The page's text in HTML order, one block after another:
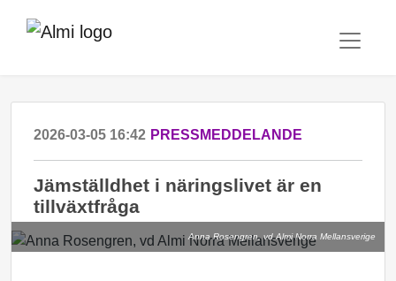
2026-03-05 16:42 PRESSMEDDELANDE
Jämställdhet i näringslivet är en
tillväxtfråga
Anna Rosengren, vd Almi Norra Mellansverige